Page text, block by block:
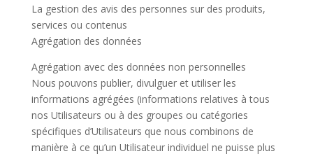
La gestion des avis des personnes sur des produits,
services ou contenus
Agrégation des données
Agrégation avec des données non personnelles
Nous pouvons publier, divulguer et utiliser les
informations agrégées (informations relatives à tous
nos Utilisateurs ou à des groupes ou catégories
spécifiques d’Utilisateurs que nous combinons de
manière à ce qu’un Utilisateur individuel ne puisse plus